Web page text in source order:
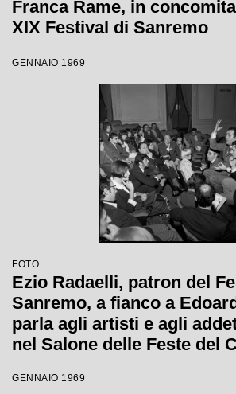
Franca Rame, in
XIX Festival di Sanremo
GENNAIO 1969
FOTO
Ezio Radaelli, patron del
Sanremo, a fianco a
parla agli artisti e agli
nel Salone delle Feste del
GENNAIO 1969